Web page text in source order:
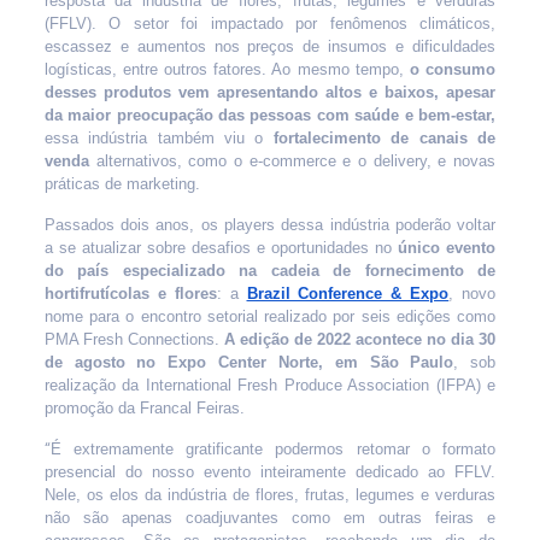
(FFLV). O setor foi impactado por fenômenos climáticos,
escassez e aumentos nos preços de insumos e dificuldades
logísticas, entre outros fatores. Ao mesmo tempo,o consumo
desses produtos vem apresentando altos e baixos, apesar
da maior preocupação das pessoas com saúde e bem-estar,
essa indústria também viu o fortalecimento de canais de
vendaalternativos, como o e-commerce e o delivery, e novas
práticas de marketing.
Passados dois anos, os players dessa indústria poderão voltar
a se atualizar sobre desafios e oportunidades no único evento
do país especializado na cadeia de fornecimento de
hortifrutícolas e flores: a Brazil Conference & Expo, novo
nome para o encontro setorial realizado por seis edições como
PMA Fresh Connections. A edição de 2022 acontece no dia 30
de agosto no Expo Center Norte, em São Paulo, sob
realização da International Fresh Produce Association (IFPA) e
promoção da Francal Feiras.
“É extremamente gratificante podermos retomar o formato
presencial do nosso evento inteiramente dedicado ao FFLV.
Nele, os elos da indústria de flores, frutas, legumes e verduras
não são apenas coadjuvantes como em outras feiras e